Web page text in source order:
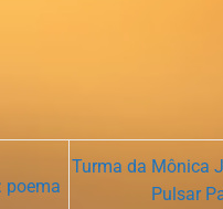
poema
Turma da Mônica
Pulsar